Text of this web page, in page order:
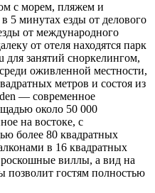
с морем, пляжем и
5 минутах езды от делового
от международного
от отеля находятся парк
занятий сноркелингом,
оживленной местности,
метров и состоя из
— современное
около 50 000
на востоке, с
более 80 квадратных
в 16 квадратных
виллы, а вид на
позволит гостям полностью